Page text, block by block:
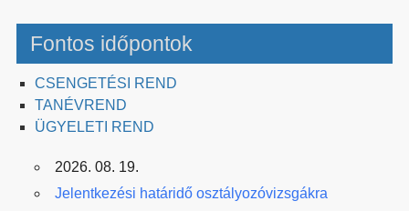
Fontos időpontok
CSENGETÉSI REND
TANÉVREND
ÜGYELETI REND
2026. 08. 19.
Jelentkezési határidő osztályozóvizsgákra